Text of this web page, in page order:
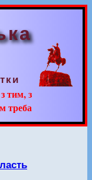
тим, з
треба